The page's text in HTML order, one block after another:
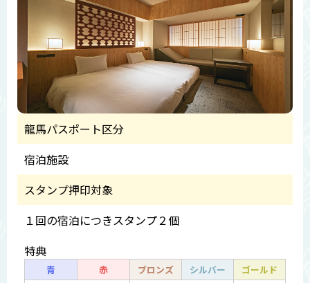
龍馬パスポート区分
宿泊施設
スタンプ押印対象
１回の宿泊につきスタンプ２個
特典
青 赤 ブロンズ シルバー
ゴールド